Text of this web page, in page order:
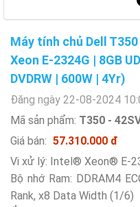
Máy tính chủ Dell
Xeon E-2324G | 8GB
DVDRW | 600W | 4Yr)
Đăng ngày 22-08-2024
Mã sản phẩm: T350 -
Giá bán: 57.310.000 đ
Vi xử lý: Intel® Xeon® E-
Bộ nhớ Ram: DDRAM4
Rank, x8 Data Width (1/6)